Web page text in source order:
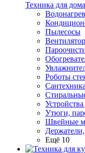
Техника для дома
Пылесосы
Роботы
Сантехника
Утюги,
Швейные
Ещё 10